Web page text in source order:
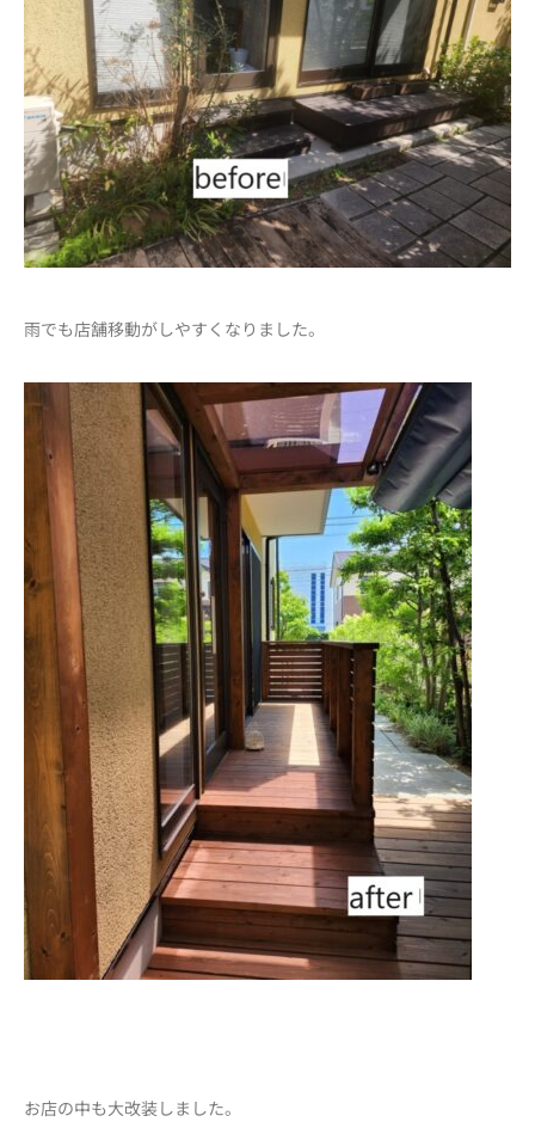
雨でも店舗移動がしやすくなりました。
お店の中も大改装しました。